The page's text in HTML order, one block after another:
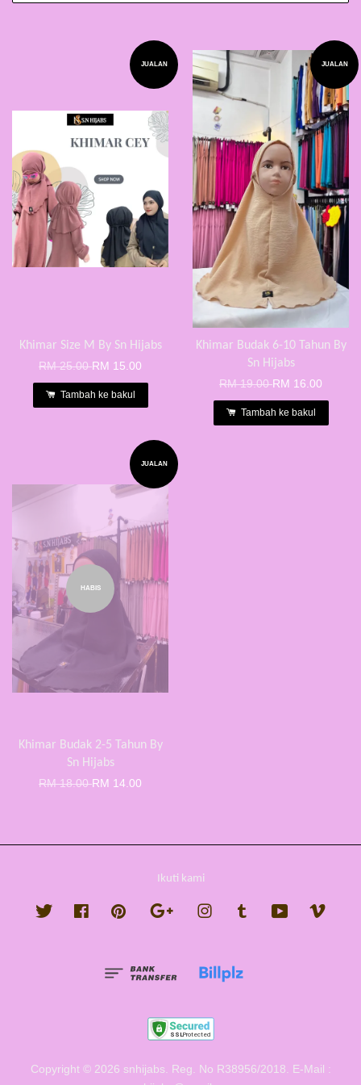
JUALAN
Khimar Size M By Sn Hijabs
RM 25.00RM 15.00
Tambah ke bakul
JUALAN
Khimar Budak 6-10 Tahun By
Sn Hijabs
RM 19.00RM 16.00
Tambah ke bakul
JUALAN
HABIS
Khimar Budak 2-5 Tahun By
Sn Hijabs
RM 18.00RM 14.00
Ikuti kami
Twitter FacebookPinterest Google InstagramTumblr YouTube
Copyright © 2026 snhijabs. Reg. No R38956/2018. E-Mail :